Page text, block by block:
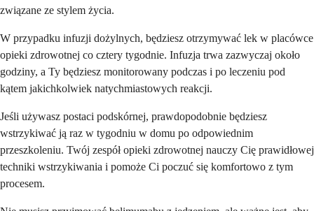
związane ze stylem życia.
W przypadku infuzji dożylnych, będziesz otrzymywać lek w placówce
opieki zdrowotnej co cztery tygodnie. Infuzja trwa zazwyczaj około
godziny, a Ty będziesz monitorowany podczas i po leczeniu pod
kątem jakichkolwiek natychmiastowych reakcji.
Jeśli używasz postaci podskórnej, prawdopodobnie będziesz
wstrzykiwać ją raz w tygodniu w domu po odpowiednim
przeszkoleniu. Twój zespół opieki zdrowotnej nauczy Cię prawidłowej
techniki wstrzykiwania i pomoże Ci poczuć się komfortowo z tym
procesem.